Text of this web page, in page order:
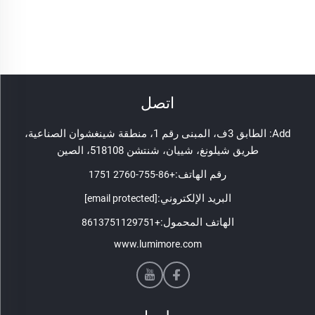
اتصل
Add: الطابق 3ف، المبنى رقم 1، منطقة شينغشوان الصناعية،
طريق شيلونغ، شييان، شنتشن 518108، الصين
رقم الهاتف:+86-755-2760 1751
البريد الإلكتروني:[email protected]
الهاتف المحمول:+8613751129751
www.lumimore.com